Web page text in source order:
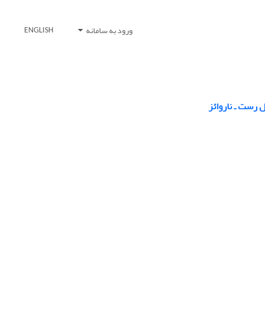
ورود به سامانه ENGLISH
رست ـ ناروائز